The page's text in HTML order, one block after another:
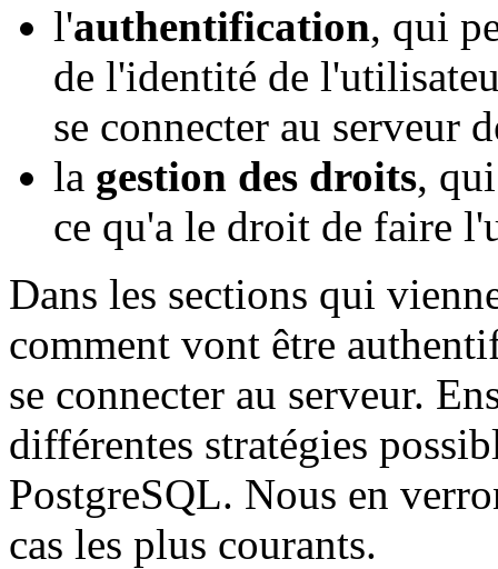
l'authentification, qui
de l'identité de
se connecter au serveur
la gestion des droits,
ce qu'a le droit de faire
Dans les sections qui
comment vont être
se connecter au serveur.
différentes stratégies
PostgreSQL. Nous en
cas les plus courants.